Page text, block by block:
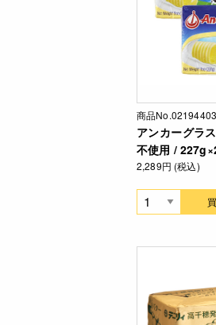
商品No.02194403
アンカーグラ
不使用 /
2,289円 (税込)